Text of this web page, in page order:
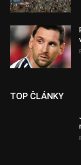
TOP ČLÁNKY